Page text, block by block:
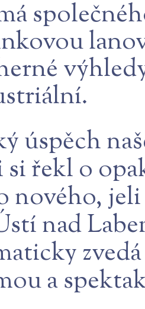
úspěch
si řekl o
nového,
nad
a